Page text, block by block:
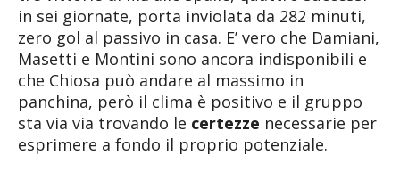
in sei giornate, porta inviolata da 282 minuti,
zero gol al passivo in casa. E’ vero che Damiani,
Masetti e Montini sono ancora indisponibili e
che Chiosa può andare al massimo in
panchina, però il clima è positivo e il gruppo
sta via via trovando le certezze necessarie per
esprimere a fondo il proprio potenziale.